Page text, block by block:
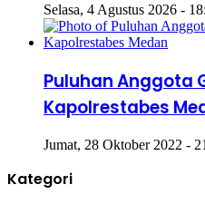
Selasa, 4 Agustus 2026 -
Puluhan Anggota
Kapolrestabes
Jumat, 28 Oktober 2022 -
Kategori